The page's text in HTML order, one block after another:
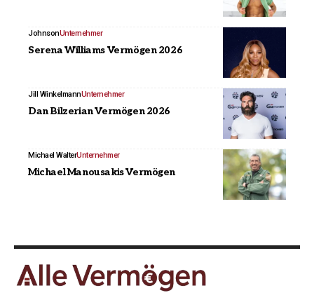
JohnsonUnternehmer
Serena Williams Vermögen 2026
Jill WinkelmannUnternehmer
Dan Bilzerian Vermögen 2026
Michael WalterUnternehmer
Michael Manousakis Vermögen